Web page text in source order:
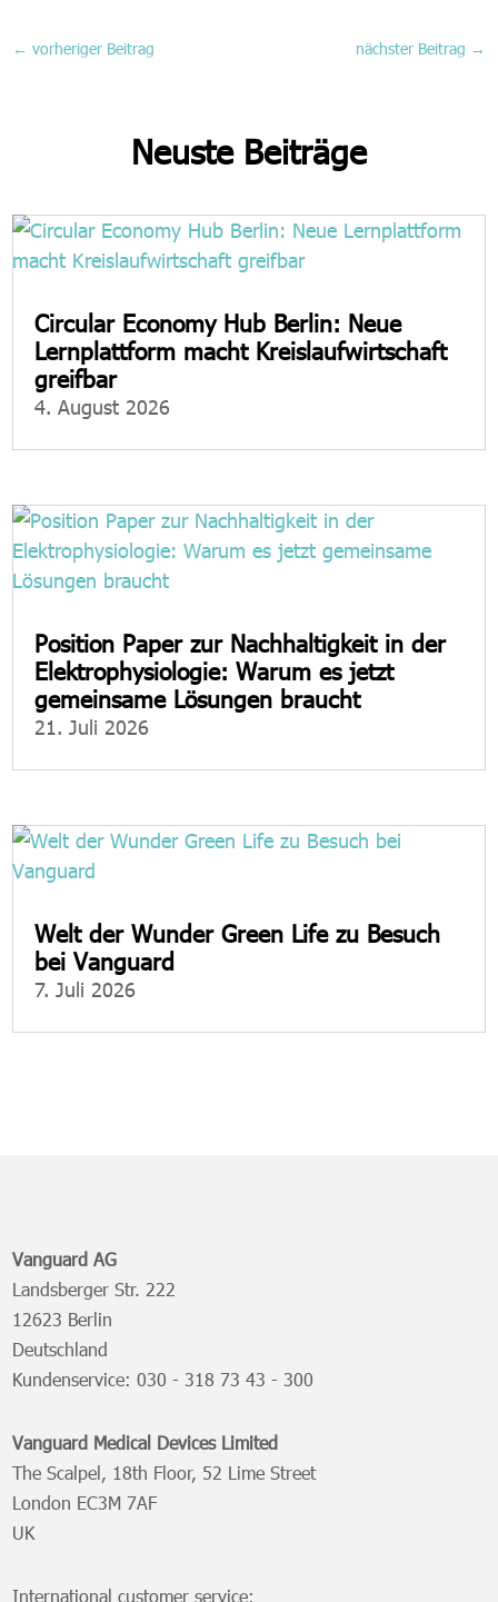
←vorheriger Beitrag nächster Beitrag →
Neuste Beiträge
Circular Economy Hub Berlin: Neue
Lernplattform macht Kreislaufwirtschaft
greifbar
4. August 2026
Position Paper zur Nachhaltigkeit in der
Elektrophysiologie: Warum es jetzt
gemeinsame Lösungen braucht
21. Juli 2026
Welt der Wunder Green Life zu Besuch
bei Vanguard
7. Juli 2026
Vanguard AG
Landsberger Str. 222
12623 Berlin
Deutschland
Kundenservice:030 - 318 73 43 - 300
Vanguard Medical Devices Limited
The Scalpel, 18th Floor, 52 Lime Street
London EC3M 7AF
UK
International customer service: